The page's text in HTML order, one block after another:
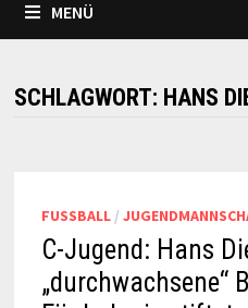
MENÜ
SCHLAGWORT: HANS
FUSSBALL /
C-Jugend: Hans
„durchwachsene“